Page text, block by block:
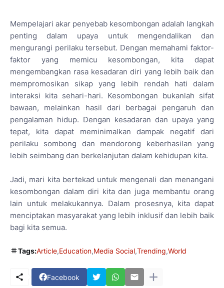
Mempelajari akar penyebab kesombongan adalah langkah
penting dalam upaya untuk mengendalikan dan
mengurangi perilaku tersebut. Dengan memahami faktor-
faktor yang memicu kesombongan, kita dapat
mengembangkan rasa kesadaran diri yang lebih baik dan
mempromosikan sikap yang lebih rendah hati dalam
interaksi kita sehari-hari. Kesombongan bukanlah sifat
bawaan, melainkan hasil dari berbagai pengaruh dan
pengalaman hidup. Dengan kesadaran dan upaya yang
tepat, kita dapat meminimalkan dampak negatif dari
perilaku sombong dan mendorong keberhasilan yang
lebih seimbang dan berkelanjutan dalam kehidupan kita.
Jadi, mari kita bertekad untuk mengenali dan menangani
kesombongan dalam diri kita dan juga membantu orang
lain untuk melakukannya. Dalam prosesnya, kita dapat
menciptakan masyarakat yang lebih inklusif dan lebih baik
bagi kita semua.
Tags:Article Education Media Social Trending World
Facebook